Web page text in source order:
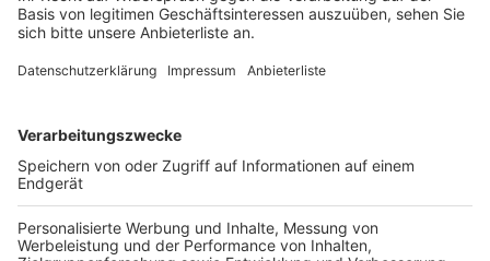
Radio Erft / Hörerfoto
Storchenwiese
Anzeige